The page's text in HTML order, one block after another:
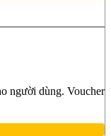
người dùng. Voucher